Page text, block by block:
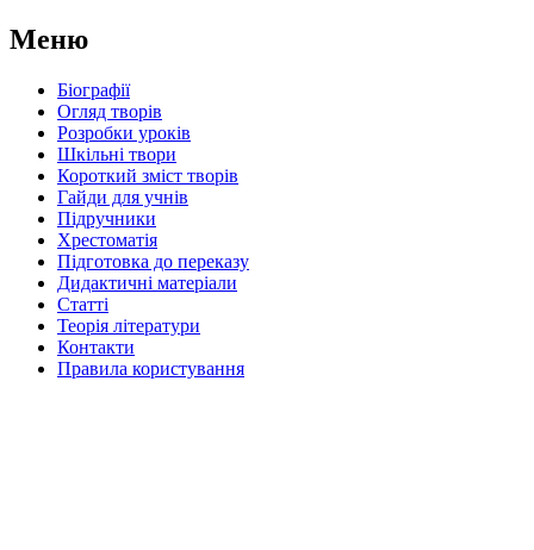
Меню
Біографії
Огляд творів
Розробки уроків
Шкільні твори
Короткий зміст творів
Гайди для учнів
Підручники
Хрестоматія
Підготовка до переказу
Дидактичні матеріали
Статті
Теорія літератури
Контакти
Правила користування